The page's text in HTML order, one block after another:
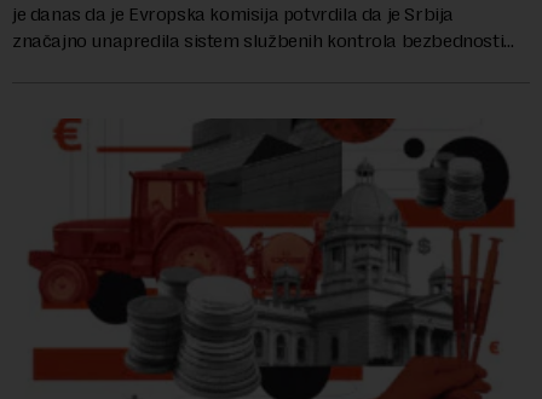
je danas da je Evropska komisija potvrdila da je Srbija
značajno unapredila sistem službenih kontrola bezbednosti